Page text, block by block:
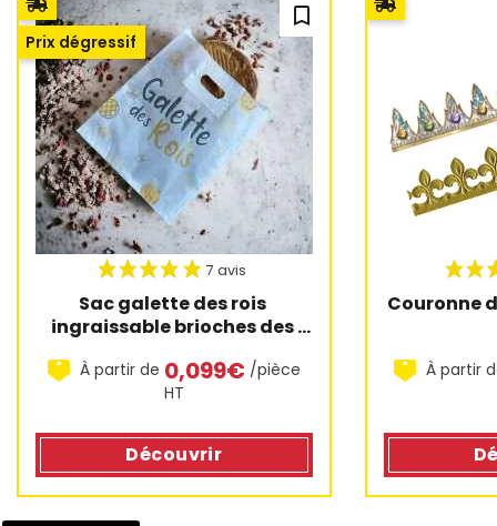
bookmark_outline
Sac galette des rois
ingraissable brioches des
À partir de 0,099€ /pièce
HT
Prix dégressif
Découvrir
Couronne
À partir